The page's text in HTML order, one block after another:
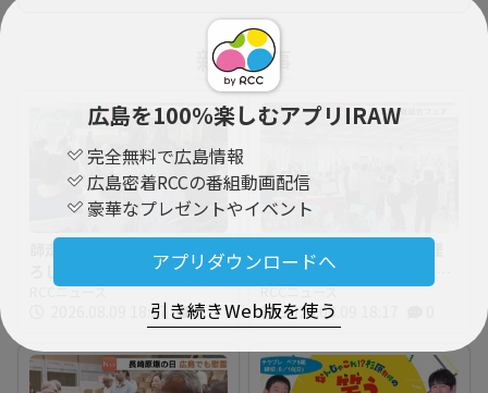
広島を100％楽しむアプリIRAW
完全無料で広島情報
広島密着RCCの番組動画配信
豪華なプレゼントやイベント
アプリダウンロードへ
引き続きWeb版を使う
新着記事
師走の広島を彩る「第九ひ
ろしま」の無料体験会 指
揮者に沼尻竜典さん迎え
今年は12月20日に開催
RCCニュース
2026.08.09 18:27 0
「イメージのギャップを埋
めたい」 福祉･介護業界と
求職者つなぐ 福祉の就職
総合フェア 広島
RCCニュース
2026.08.09 18:17